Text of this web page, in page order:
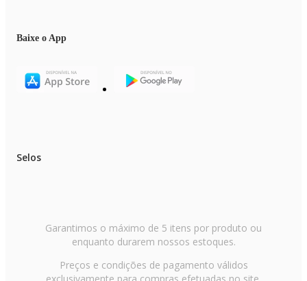
Baixe o App
Selos
Garantimos o máximo de 5 itens por produto ou
enquanto durarem nossos estoques.
Preços e condições de pagamento válidos